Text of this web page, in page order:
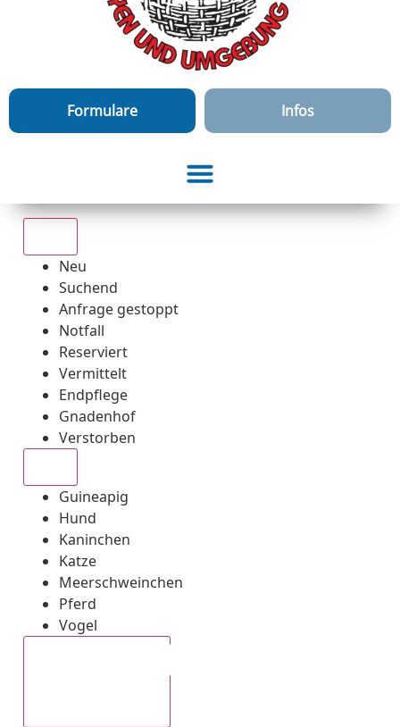
Formulare Infos
Neu
Suchend
Anfrage gestoppt
Notfall
Reserviert
Vermittelt
Endpflege
Gnadenhof
Verstorben
Guineapig
Hund
Kaninchen
Katze
Meerschweinchen
Pferd
Vogel